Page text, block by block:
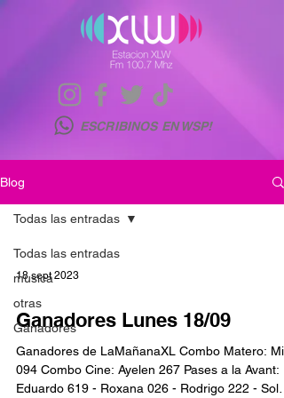
ESCRIBINOS EN WSP!
Blog
Todas las entradas
musica
otras
Ganadores
Todas las entradas
18 sept 2023
Ganadores Lunes 18/09
Ganadores de LaMañanaXL Combo Matero: Mili
094 Combo Cine: Ayelen 267 Pases a la Avant:
Eduardo 619 - Roxana 026 - Rodrigo 222 - Sol